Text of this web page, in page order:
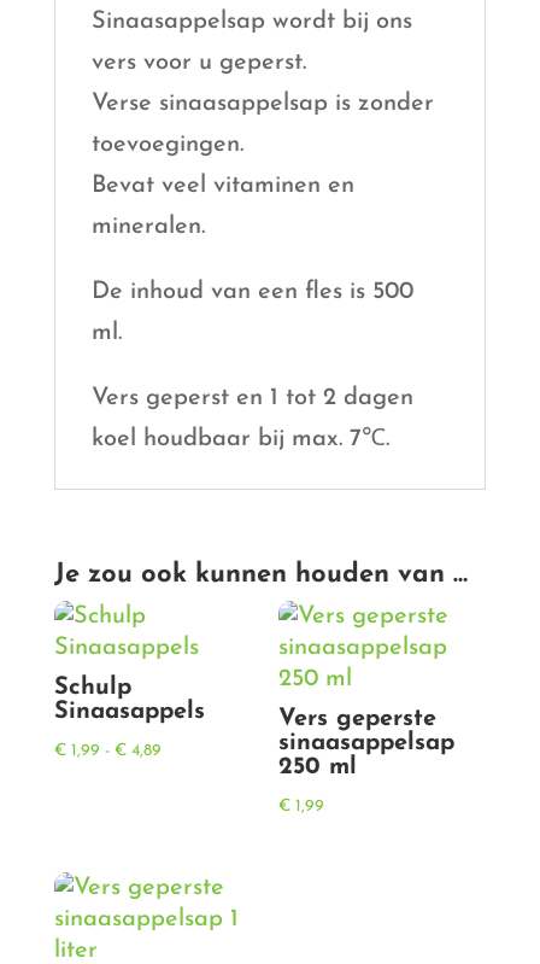
Sinaasappelsap wordt bij ons
vers voor u geperst.
Verse sinaasappelsap is zonder
toevoegingen.
Bevat veel vitaminen en
mineralen.
De inhoud van een fles is 500
ml.
Vers geperst en 1 tot 2 dagen
koel houdbaar bij max. 7℃.
Je zou ook kunnen houden van …
Schulp
Sinaasappels
€1,99 - €4,89Prijsklasse:
Vers geperste
sinaasappelsap
250 ml
€ 1,99